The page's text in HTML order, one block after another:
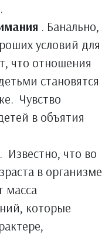
. Банально,
условий для
что отношения
становятся
Чувство
в объятия
. Известно, что во
в организме
масса
которые